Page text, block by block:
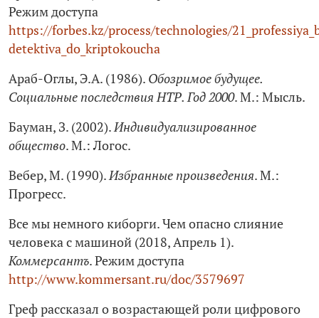
Режим доступа
https://forbes.kz/process/technologies/
detektiva_do_kriptokoucha
Араб-Оглы, Э.А. (1986). Обозримое будущее.
Социальные последствия НТР. Год 2000. М.: Мысль.
Бауман, З. (2002).Индивидуализированное
общество. М.: Логос.
Вебер, М. (1990).Избранные произведения. М.:
Прогресс.
Все мы немного киборги. Чем опасно слияние
человека с машиной (2018, Апрель 1).
Коммерсантъ. Режим доступа
http://www.kommersant.ru/doc/3579697
Греф рассказал о возрастающей роли цифрового